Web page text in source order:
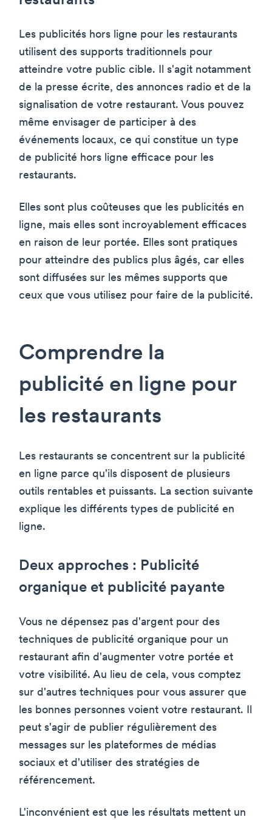
Les publicités hors ligne pour les restaurants
utilisent des supports traditionnels pour
atteindre votre public cible. Il s'agit notamment
de la presse écrite, des annonces radio et de la
signalisation de votre restaurant. Vous pouvez
même envisager de participer à des
événements locaux, ce qui constitue un type
de publicité hors ligne efficace pour les
restaurants.
Elles sont plus coûteuses que les publicités en
ligne, mais elles sont incroyablement efficaces
en raison de leur portée. Elles sont pratiques
pour atteindre des publics plus âgés, car elles
sont diffusées sur les mêmes supports que
ceux que vous utilisez pour faire de la publicité.
Comprendre la
publicité en ligne pour
les restaurants
Les restaurants se concentrent sur la publicité
en ligne parce qu'ils disposent de plusieurs
outils rentables et puissants. La section suivante
explique les différents types de publicité en
ligne.
Deux approches : Publicité
organique et publicité payante
Vous ne dépensez pas d'argent pour des
techniques de publicité organique pour un
restaurant afin d'augmenter votre portée et
votre visibilité. Au lieu de cela, vous comptez
sur d'autres techniques pour vous assurer que
les bonnes personnes voient votre restaurant. Il
peut s'agir de publier régulièrement des
messages sur les plateformes de médias
sociaux et d'utiliser des stratégies de
référencement.
L'inconvénient est que les résultats mettent un